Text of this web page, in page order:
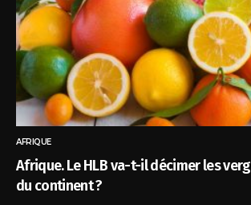
AFRIQUE
Afrique. Le HLB va-t-il décimer les
du continent ?